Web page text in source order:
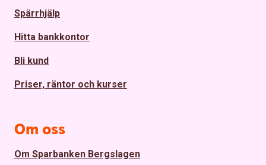
Spärrhjälp
Hitta bankkontor
Bli kund
Priser, räntor och kurser
Om oss
Om Sparbanken Bergslagen